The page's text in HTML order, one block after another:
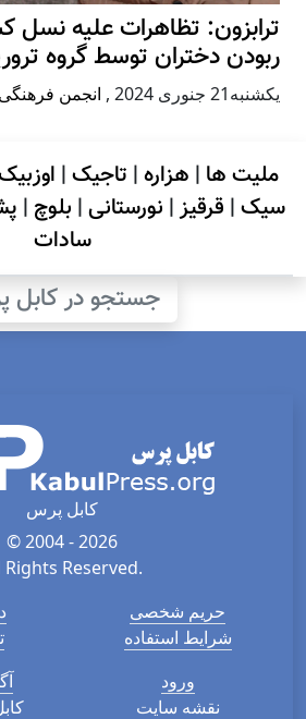
ترابزون: تظاهرات علیه نسل
ربودن دختران توسط گروه
يكشنبه21 جنوری 2024 , انجمن
ملیت ها | هزاره| تاجیک|
سیک| قرقیز| نورستانی| بلوچ |
سادات
جستجو در کابل
کابل پرس
© 2004 - 2026
Rights Reserved.
حریم شخصی
شرایط استفاده
ورود
نقشه سایت